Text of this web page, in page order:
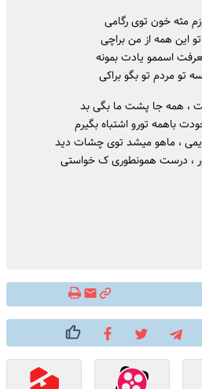
مثه خون توی رگامی
این همه از من براچی
اسممو یادت بمونه
تو مردم تو بگو براکی
، همه جا پشت ما بگی بد
باهمه تورو اشتباه بگیرم
، ماهو میشد توی چشات دید
، درست همونطوری ک خواستی